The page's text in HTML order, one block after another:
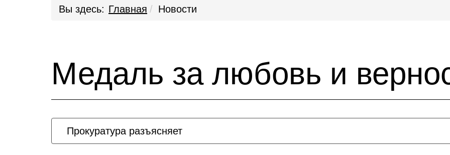
Вы здесь: Главная Новости
Медаль за любовь и
Прокуратура разъясняет